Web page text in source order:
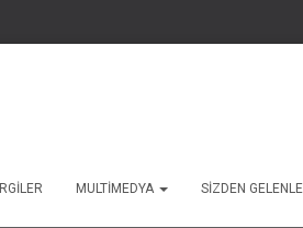
MULTIMEDYA SIZDEN